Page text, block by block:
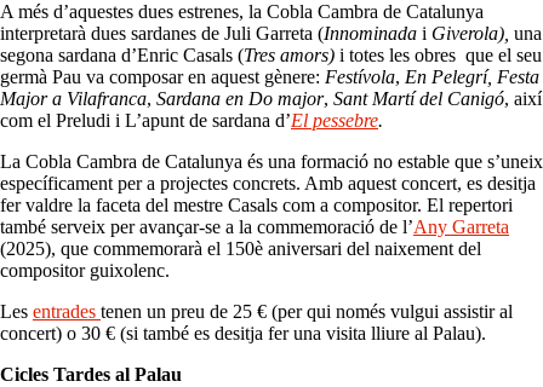
A més d’aquestes dues estrenes, la Cobla Cambra de Catalunya
interpretarà dues sardanes de Juli Garreta (Innominada i Giverola), una
segona sardana d’Enric Casals (Tres amors) i totes les obres que el seu
germà Pau va composar en aquest gènere: Festívola, En Pelegrí, Festa
Major a Vilafranca, Sardana en Do major, Sant Martí del Canigó, així
com el Preludi i L’apunt de sardana d’El pessebre.
La Cobla Cambra de Catalunya és una formació no estable que s’uneix
específicament per a projectes concrets. Amb aquest concert, es desitja
fer valdre la faceta del mestre Casals com a compositor. El repertori
també serveix per avançar-se a la commemoració de l’Any Garreta
(2025), que commemorarà el 150è aniversari del naixement del
compositor guixolenc.
Les entrades tenen un preu de 25 € (per qui només vulgui assistir al
concert) o 30 € (si també es desitja fer una visita lliure al Palau).
Cicles Tardes al Palau